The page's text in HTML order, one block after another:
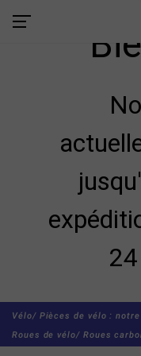
Vélo/ Pièces de vélo :
Roues de vélo/ Roues